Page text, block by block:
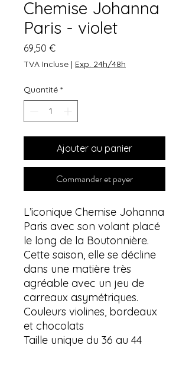
Chemise Johanna
Paris - violet
69,50 €Prix
TVA Incluse | Exp. 24h/48h
Quantité *
Ajouter au panier
Commander et payer
L’iconique Chemise Johanna
Paris avec son volant placé
le long de la Boutonnière.
Cette saison, elle se décline
dans une matière très
agréable avec un jeu de
carreaux asymétriques.
Couleurs violines, bordeaux
et chocolats
Taille unique du 36 au 44